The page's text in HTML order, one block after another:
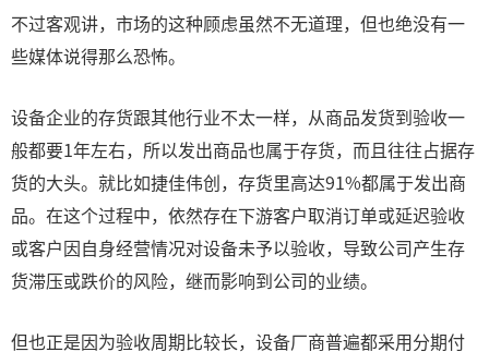
不过客观讲，市场的这种顾虑虽然不无道理，但也绝没有一
些媒体说得那么恐怖。
设备企业的存货跟其他行业不太一样，从商品发货到验收一
般都要1年左右，所以发出商品也属于存货，而且往往占据存
货的大头。就比如捷佳伟创，存货里高达91%都属于发出商
品。在这个过程中，依然存在下游客户取消订单或延迟验收
或客户因自身经营情况对设备未予以验收，导致公司产生存
货滞压或跌价的风险，继而影响到公司的业绩。
但也正是因为验收周期比较长，设备厂商普遍都采用分期付